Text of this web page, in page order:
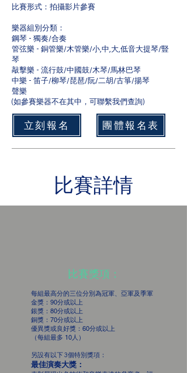
比賽形式：拍攝影片參賽
樂器組別分類：
鋼琴 - 獨奏/合奏
管弦樂 - 銅管樂/木管樂/小,中,大,低音大提琴/豎
琴
敲擊樂 - 流行鼓/中國鼓/木琴/馬林巴琴
中樂 - 笛子/柳琴/琵琶/阮/二胡/古箏/揚琴
聲樂
(如參賽樂器不在其中，可聯繫我們查詢)
立刻報名 團體報名表
比賽詳情
比賽獎項：
每組最高分的三位分別為冠軍、亞軍及季軍
金獎：90分或以上
銀獎：80分或以上
銅獎：70分或以上
優異獎或良好獎：60分或以上
（每組最多 10人）
另設有以下 3個特別獎項：
最佳演奏大獎：